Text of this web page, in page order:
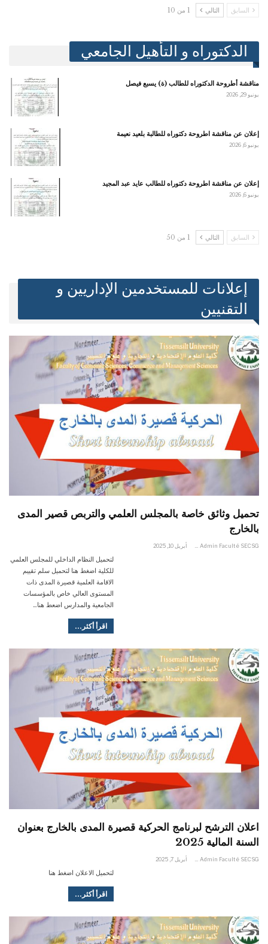
السابق التالي 1 من 10
الدكتوراه و التأهيل الجامعي
مناقشة أطروحة الدكتوراه للطالب (ة) يسبع فيصل
يونيو 29, 2026
إعلان عن مناقشة اطروحة دكتوراه للطالبة بلعيد نعيمة
يونيو 6, 2026
إعلان عن مناقشة اطروحة دكتوراه للطالب عايد عبد المجيد
يونيو 6, 2026
السابق التالي 1 من 50
إعلانات للمستخدمين الإداريين و
التقنيين
تحميل وثائق خاصة بالمجلس العلمي والتربص قصير المدى
بالخارج
Admin Faculté SECSG أبريل 10, 2025
لتحميل النظام الداخلي للمجلس العلمي
للكلية اضغط هنا لتحميل سلم تقييم
الاقامة العلمية قصيرة المدى ذات
المستوى العالي خاص بالمؤسسات
الجامعية والمدارس اضعط هنا…
اقرأ أكثر...
اعلان الترشح لبرنامج الحركية قصيرة المدى بالخارج بعنوان
السنة المالية 2025
أبريل 7, 2025
لتحميل الاعلان اضغط هنا
اقرأ أكثر...